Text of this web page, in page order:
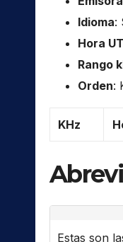
Idioma:
Hora
Rango
Orden:
KHz
Estas son